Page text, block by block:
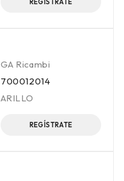
REGÍSTRATE
GA Ricambi
700012014
ARILLO
REGÍSTRATE